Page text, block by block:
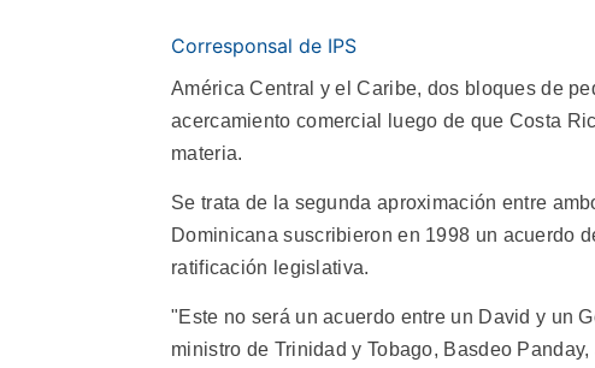
Corresponsal de IPS
América Central y el Caribe, dos bloques de
acercamiento comercial luego de que Costa
materia.
Se trata de la segunda aproximación entre
Dominicana suscribieron en 1998 un acuerdo
ratificación legislativa.
"Este no será un acuerdo entre un David y un
ministro de Trinidad y Tobago, Basdeo